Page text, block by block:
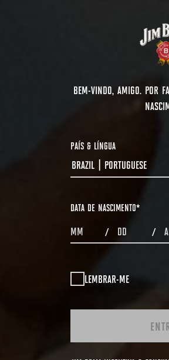
BEM-VINDO, AMIGO. POR
PAÍS & LÍNGUA
COUNTRYDROPDOWN
BRAZIL | PORTUGUESE
DATA DE NASCIMENTO*
MONTHS
/ DAYS /
LEMBRAR-ME